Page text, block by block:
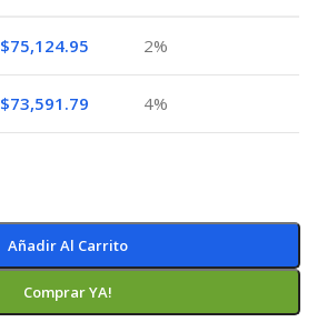
$75,124.95 2%
$73,591.79
4%
Añadir Al Carrito
Comprar YA!